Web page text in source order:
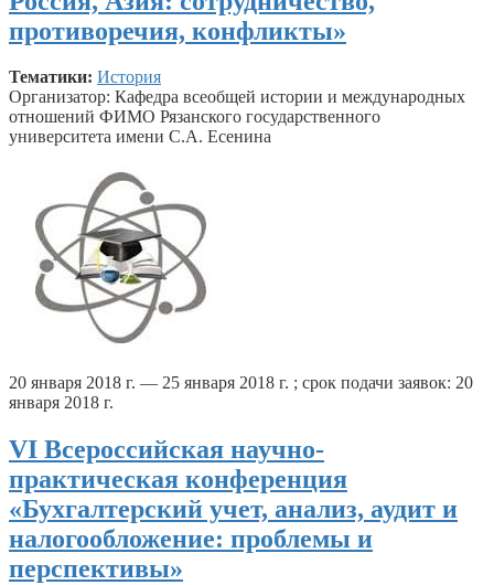
противоречия, конфликты»
Тематики: История
Организатор: Кафедра всеобщей истории и международных
отношений ФИМО Рязанского государственного
университета имени С.А. Есенина
20 января 2018 г. — 25 января 2018 г. ; срок подачи заявок: 20
января 2018 г.
VI Всероссийская научно-
практическая конференция
«Бухгалтерский учет, анализ, аудит и
налогообложение: проблемы и
перспективы»